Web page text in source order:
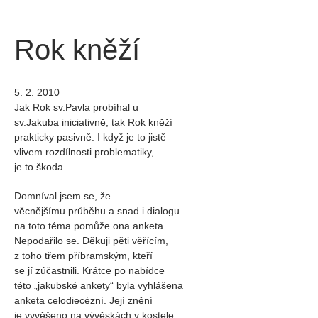
Rok kněží
5. 2. 2010
Jak Rok sv.Pavla probíhal u
sv.Jakuba iniciativně, tak Rok kněží
prakticky pasivně. I když je to jistě
vlivem rozdílnosti problematiky,
je to škoda.
Domníval jsem se, že
věcnějšímu průběhu a snad i dialogu
na toto téma pomůže ona anketa.
Nepodařilo se. Děkuji pěti věřícím,
z toho třem příbramským, kteří
se jí zúčastnili. Krátce po nabídce
této „jakubské ankety“ byla vyhlášena
anketa celodiecézní. Její znění
je vyvěšeno na vývěskách v kostele,